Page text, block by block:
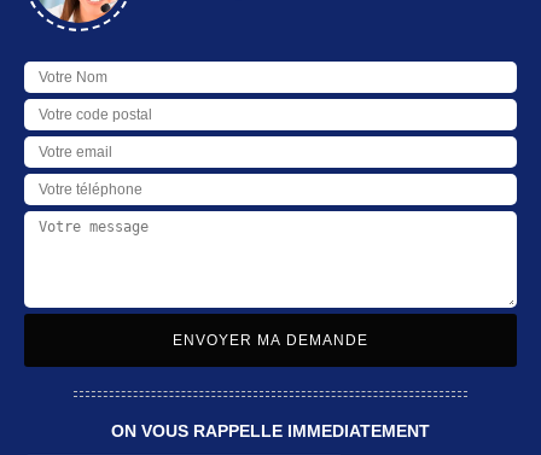
ON VOUS RAPPELLE IMMEDIATEMENT